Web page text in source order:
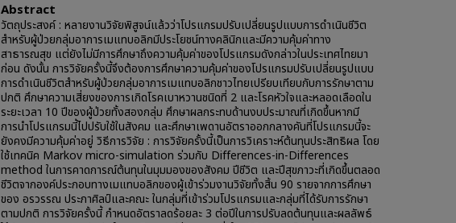
Abstract
วัตถุประสงค์ : หลายงานวิจัยพิสูจน์แล้วว่าโปรแกรมปรับเปลี่ยนรูปแบบการดำเนินชีวิต
สำหรับผู้ป่วยกลุ่มอาการเมแทบอลิกมีประโยชน์ทางคลินิกและมีความคุ้มค่าทาง
สาธารณสุข แต่ยังไม่มีการศึกษาถึงความคุ้มค่าของโปรแกรมดังกล่าวในประเทศไทยมา
ก่อน ดังนั้น การวิจัยครั้งนี้จึงต้องการศึกษาความคุ้มค่าของโปรแกรมปรับเปลี่ยนรูปแบบ
การดำเนินชีวิตสำหรับผู้ป่วยกลุ่มอาการเมแทบอลิกชาวไทยเปรียบเทียบกับการรักษาตาม
ปกติ ศึกษาความเสี่ยงของการเกิดโรคเบาหวานชนิดที่ 2 และโรคหัวใจและหลอดเลือดใน
ระยะเวลา 10 ปีของผู้ป่วยทั้งสองกลุ่ม ศึกษาผลกระทบด้านงบประมาณที่เกิดขึ้นหากมี
การนำโปรแกรมนี้ไปปรับใช้ในสังคม และศึกษาเพดานอัตราออกกลางคันที่โปรแกรมนี้จะ
ยังคงมีความคุ้มค่าอยู่ วิธีการวิจัย : การวิจัยครั้งนี้เป็นการวิเคราะห์ต้นทุนประสิทธิผล โดย
ใช้เทคนิค Markov micro-simulation ร่วมกับ Differences-in-Differences
method ในการคาดการณ์ต้นทุนในมุมมองของสังคม ปีชีวิต และปีสุขภาวะที่เกิดขึ้นตลอด
ชีวิตจากองค์ประกอบทางเมแทบอลิกของผู้เข้าร่วมงานวิจัยทั้งสิ้น 90 รายจากการศึกษา
ของ อรวรรณ ประภาศิลป์และคณะ ในกลุ่มที่เข้าร่วมโปรแกรมและกลุ่มที่ได้รับการรักษา
ตามปกติ การวิจัยครั้งนี้ กำหนดอัตราลดร้อยละ 3 ต่อปีในการปรับลดต้นทุนและผลลัพธ์